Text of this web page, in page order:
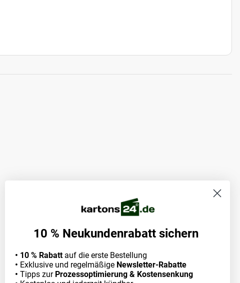
10 % Neukundenrabatt sichern
• 10 % Rabatt auf die erste Bestellung
• Exklusive und regelmäßige Newsletter-Rabatte
• Tipps zur Prozessoptimierung & Kostensenkung